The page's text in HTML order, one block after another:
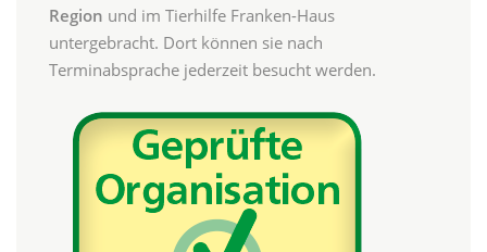
Region und im Tierhilfe Franken-Haus
untergebracht. Dort können sie nach
Terminabsprache jederzeit besucht werden.